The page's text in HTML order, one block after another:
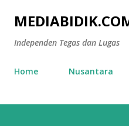
Skip to
Independen Tegas dan Lugas
Home Nusantara